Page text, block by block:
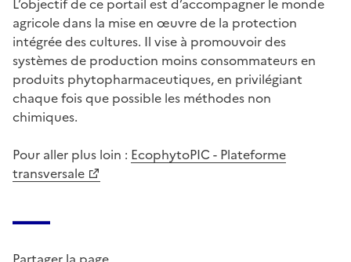
agricole dans la mise en œuvre de la protection
intégrée des cultures. Il vise à promouvoir des
systèmes de production moins consommateurs en
produits phytopharmaceutiques, en privilégiant
chaque fois que possible les méthodes non
chimiques.
Pour aller plus loin : EcophytoPIC - Plateforme
transversale